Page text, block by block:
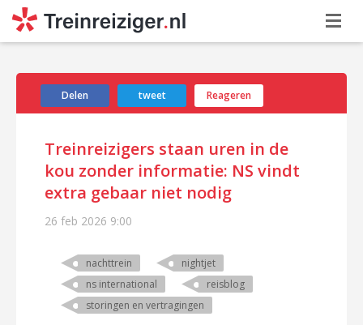
Delen tweet Reageren
Treinreizigers staan uren in de
kou zonder informatie: NS vindt
extra gebaar niet nodig
26 feb 2026 9:00
nachttrein
nightjet
ns international
reisblog
storingen en vertragingen